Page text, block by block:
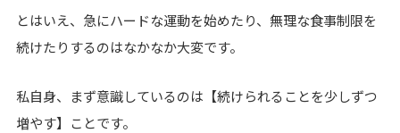
とはいえ、急にハードな運動を始めたり、無理な食事制限を
続けたりするのはなかなか大変です。
私自身、まず意識しているのは【続けられることを少しずつ
増やす】ことです。